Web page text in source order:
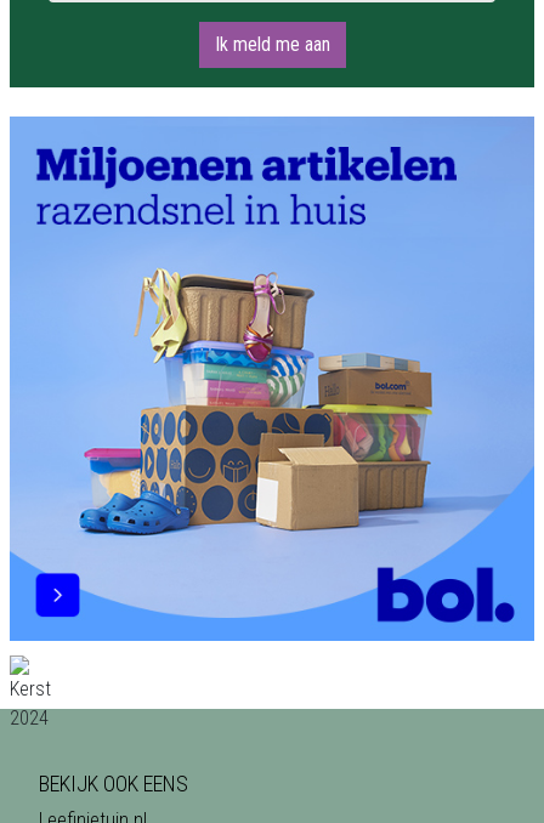
Ik meld me aan
BEKIJK OOK EENS